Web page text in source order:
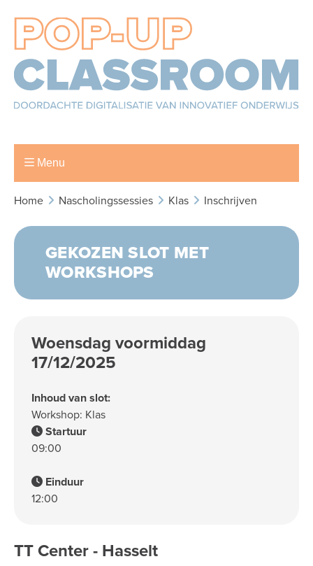
Menu
Home Nascholingssessies Klas Inschrijven
GEKOZEN SLOT MET
WORKSHOPS
Woensdag voormiddag
17/12/2025
Inhoud van slot:
Workshop: Klas
Startuur
09:00
Einduur
12:00
TT Center - Hasselt